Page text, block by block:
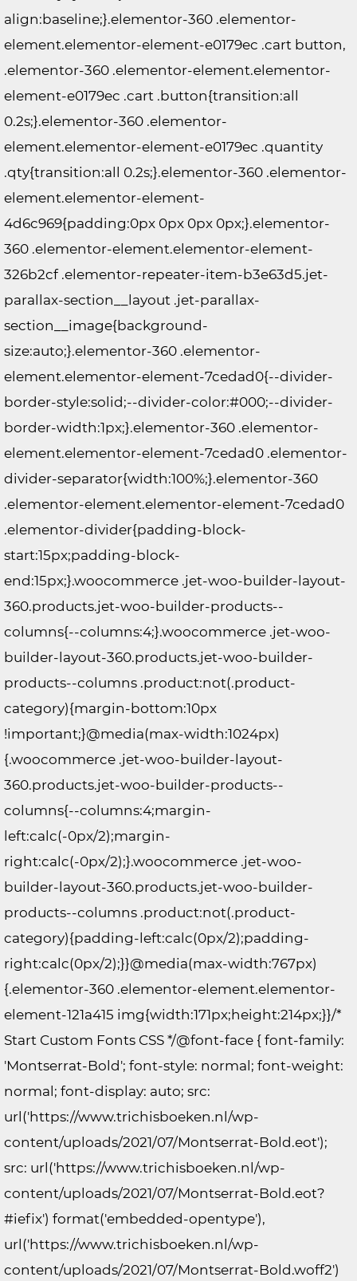
align:baseline;}.elementor-360 .elementor-
element.elementor-element-e0179ec .cart button,
.elementor-360 .elementor-element.elementor-
element-e0179ec .cart .button{transition:all
0.2s;}.elementor-360 .elementor-
element.elementor-element-e0179ec .quantity
.qty{transition:all 0.2s;}.elementor-360 .elementor-
element.elementor-element-
4d6c969{padding:0px 0px 0px 0px;}.elementor-
360 .elementor-element.elementor-element-
326b2cf .elementor-repeater-item-b3e63d5.jet-
parallax-section__layout .jet-parallax-
section__image{background-
size:auto;}.elementor-360 .elementor-
element.elementor-element-7cedad0{--divider-
border-style:solid;--divider-color:#000;--divider-
border-width:1px;}.elementor-360 .elementor-
element.elementor-element-7cedad0 .elementor-
divider-separator{width:100%;}.elementor-360
.elementor-element.elementor-element-7cedad0
.elementor-divider{padding-block-
start:15px;padding-block-
end:15px;}.woocommerce .jet-woo-builder-layout-
360.products.jet-woo-builder-products--
columns{--columns:4;}.woocommerce .jet-woo-
builder-layout-360.products.jet-woo-builder-
products--columns .product:not(.product-
category){margin-bottom:10px
!important;}@media(max-width:1024px)
{.woocommerce .jet-woo-builder-layout-
360.products.jet-woo-builder-products--
columns{--columns:4;margin-
left:calc(-0px/2);margin-
right:calc(-0px/2);}.woocommerce .jet-woo-
builder-layout-360.products.jet-woo-builder-
products--columns .product:not(.product-
category){padding-left:calc(0px/2);padding-
right:calc(0px/2);}}@media(max-width:767px)
{.elementor-360 .elementor-element.elementor-
element-121a415 img{width:171px;height:214px;}}/*
Start Custom Fonts CSS */@font-face { font-family:
'Montserrat-Bold'; font-style: normal; font-weight:
normal; font-display: auto; src:
url('https://www.trichisboeken.nl/wp-
content/uploads/2021/07/Montserrat-Bold.eot');
src: url('https://www.trichisboeken.nl/wp-
content/uploads/2021/07/Montserrat-Bold.eot?
#iefix') format('embedded-opentype'),
url('https://www.trichisboeken.nl/wp-
content/uploads/2021/07/Montserrat-Bold.woff2')